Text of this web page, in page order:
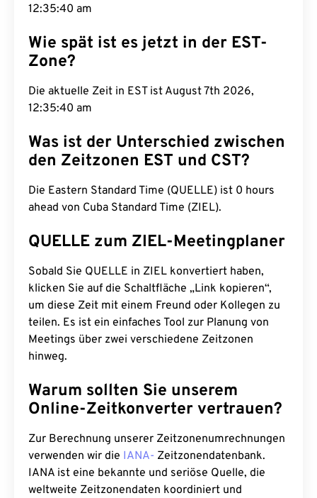
12:35:41 am
Wie spät ist es jetzt in der EST-
Zone?
Die aktuelle Zeit in EST ist August 7th 2026,
12:35:41 am
Was ist der Unterschied zwischen
den Zeitzonen EST und CST?
Die Eastern Standard Time (QUELLE) ist 0 hours
ahead von Cuba Standard Time (ZIEL).
QUELLE zum ZIEL-Meetingplaner
Sobald Sie QUELLE in ZIEL konvertiert haben,
klicken Sie auf die Schaltfläche „Link kopieren“,
um diese Zeit mit einem Freund oder Kollegen zu
teilen. Es ist ein einfaches Tool zur Planung von
Meetings über zwei verschiedene Zeitzonen
hinweg.
Warum sollten Sie unserem
Online-Zeitkonverter vertrauen?
Zur Berechnung unserer Zeitzonenumrechnungen
verwenden wir die IANA- Zeitzonendatenbank.
IANA ist eine bekannte und seriöse Quelle, die
weltweite Zeitzonendaten koordiniert und